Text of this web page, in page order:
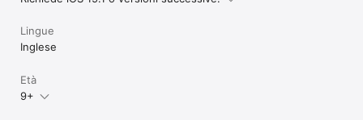
Lingue
Inglese
Età
9+